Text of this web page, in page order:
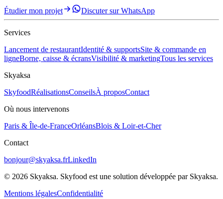
Étudier mon projet Discuter sur WhatsApp
Services
Lancement de restaurantIdentité & supportsSite & commande en
ligneBorne, caisse & écransVisibilité & marketingTous les services
Skyaksa
SkyfoodRéalisationsConseilsÀ proposContact
Où nous intervenons
Paris & Île-de-FranceOrléansBlois & Loir-et-Cher
Contact
bonjour@skyaksa.frLinkedIn
© 2026 Skyaksa. Skyfood est une solution développée par Skyaksa.
Mentions légalesConfidentialité